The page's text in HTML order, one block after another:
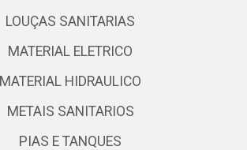
LOUÇAS SANITARIAS
MATERIAL ELETRICO
MATERIAL HIDRAULICO
METAIS SANITARIOS
PIAS E TANQUES